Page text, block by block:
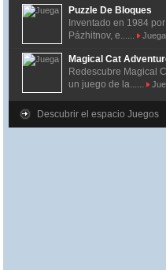
Puzzle De Bloques
Inventado en 1984
Pázhitnov, e......
Juega
Magical Cat
Redescubre Magical
un juego de la......
Descubrir el espacio Juegos